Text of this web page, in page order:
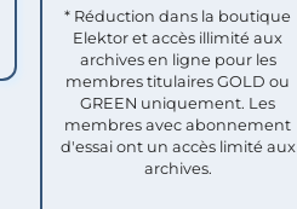
* Réduction dans la boutique
Elektor et accès illimité aux
archives en ligne pour les
membres titulaires GOLD ou
GREEN uniquement. Les
membres avec abonnement
d'essai ont un accès limité aux
archives.